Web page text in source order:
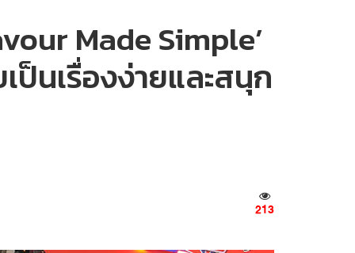
Made Simple’
ป็นเรื่องง่ายและสนุก
213